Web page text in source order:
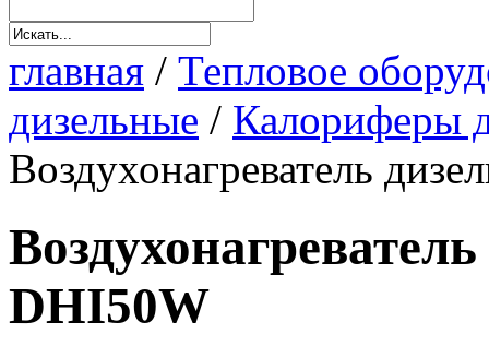
главная / Тепловое
дизельные / Калориферы
Воздухонагреватель
DHI50W